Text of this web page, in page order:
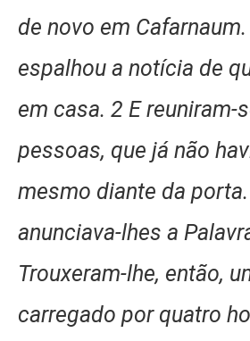
de novo em
espalhou a notícia de
em casa. 2 E reuniram-
pessoas, que já não
mesmo diante da
anunciava-lhes a
Trouxeram-lhe, então,
carregado por quatro